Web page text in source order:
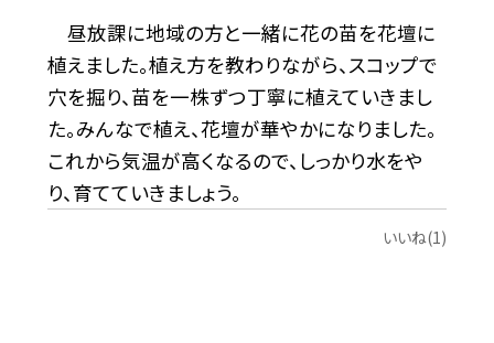
昼放課に地域の方と一緒に花の苗を花壇に
植えました。植え方を教わりながら、スコップで
穴を掘り、苗を一株ずつ丁寧に植えていきまし
た。みんなで植え、花壇が華やかになりました。
これから気温が高くなるので、しっかり水をや
り、育てていきましょう。
いいね(1)